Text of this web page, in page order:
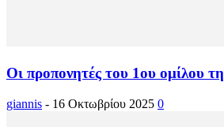
Οι προπονητές του 1ου ομίλου
giannis - 16 Οκτωβρίου 2025 0